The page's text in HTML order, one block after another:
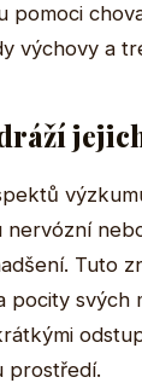
pomoci
výchovy a
nervózní
Tuto
pocity
prostředí.